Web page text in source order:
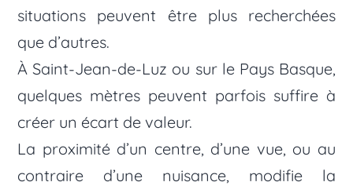
situations peuvent être plus recherchées
que d’autres.
À Saint-Jean-de-Luz ou sur le Pays Basque,
quelques mètres peuvent parfois suffire à
créer un écart de valeur.
La proximité d’un centre, d’une vue, ou au
contraire d’une nuisance, modifie la